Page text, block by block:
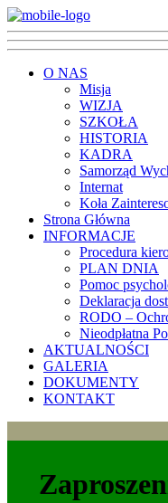
O NAS
Misja
WIZJA
SZKOŁA
HISTORIA
KADRA
Samorząd
Internat
Koła
Strona Główna
INFORMACJE
Procedura
PLAN DNIA
Pomoc
Deklaracja
RODO –
Nieodpłatna
AKTUALNOŚCI
GALERIA
DOKUMENTY
KONTAKT